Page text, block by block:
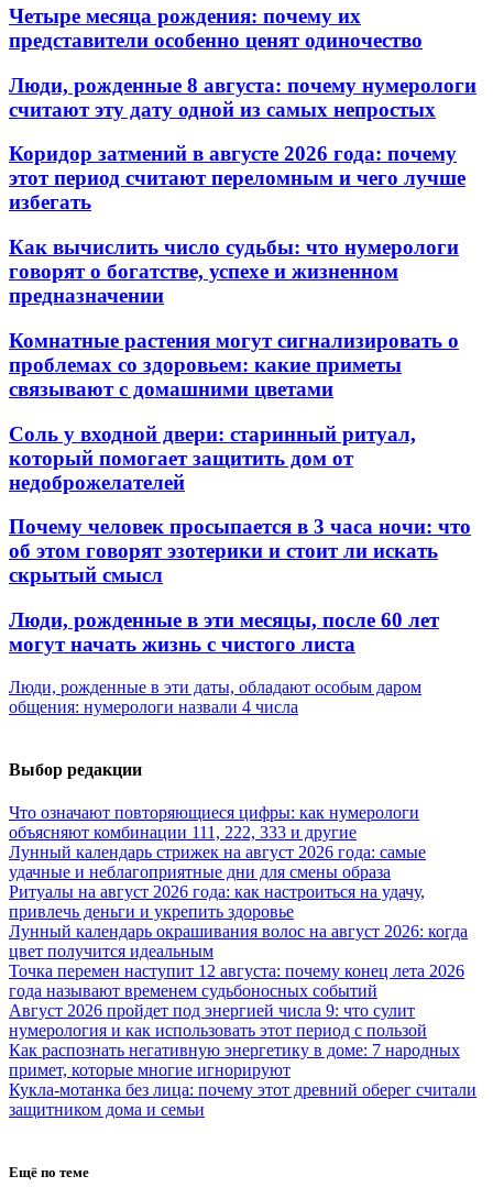
Четыре месяца рождения: почему их
представители особенно ценят одиночество
Люди, рожденные 8 августа: почему нумерологи
считают эту дату одной из самых непростых
Коридор затмений в августе 2026 года: почему
этот период считают переломным и чего лучше
избегать
Как вычислить число судьбы: что нумерологи
говорят о богатстве, успехе и жизненном
предназначении
Комнатные растения могут сигнализировать о
проблемах со здоровьем: какие приметы
связывают с домашними цветами
Соль у входной двери: старинный ритуал,
который помогает защитить дом от
недоброжелателей
Почему человек просыпается в 3 часа ночи: что
об этом говорят эзотерики и стоит ли искать
скрытый смысл
Люди, рожденные в эти месяцы, после 60 лет
могут начать жизнь с чистого листа
Люди, рожденные в эти даты, обладают особым даром
общения: нумерологи назвали 4 числа
Выбор редакции
Что означают повторяющиеся цифры: как нумерологи
объясняют комбинации 111, 222, 333 и другие
Лунный календарь стрижек на август 2026 года: самые
удачные и неблагоприятные дни для смены образа
Ритуалы на август 2026 года: как настроиться на удачу,
привлечь деньги и укрепить здоровье
Лунный календарь окрашивания волос на август 2026: когда
цвет получится идеальным
Точка перемен наступит 12 августа: почему конец лета 2026
года называют временем судьбоносных событий
Август 2026 пройдет под энергией числа 9: что сулит
нумерология и как использовать этот период с пользой
Как распознать негативную энергетику в доме: 7 народных
примет, которые многие игнорируют
Кукла-мотанка без лица: почему этот древний оберег считали
защитником дома и семьи
Ещё по теме